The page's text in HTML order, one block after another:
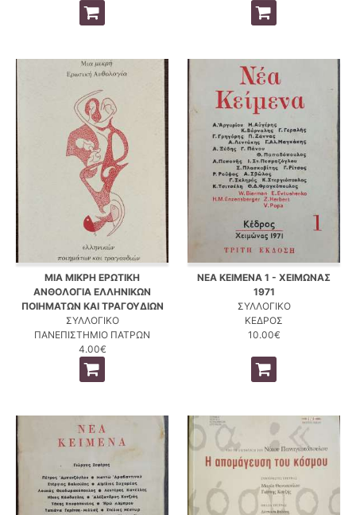
ΜΙΑ ΜΙΚΡΗ ΕΡΩΤΙΚΗ
ΑΝΘΟΛΟΓΙΑ ΕΛΛΗΝΙΚΩΝ
ΠΟΙΗΜΑΤΩΝ ΚΑΙ ΤΡΑΓΟΥΔΙΩΝ
ΣΥΛΛΟΓΙΚΟ
ΠΑΝΕΠΙΣΤΗΜΙΟ ΠΑΤΡΩΝ
4.00€
ΝΕΑ ΚΕΙΜΕΝΑ 1 - ΧΕΙΜΩΝΑΣ
1971
ΣΥΛΛΟΓΙΚΟ
ΚΕΔΡΟΣ
10.00€